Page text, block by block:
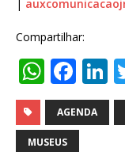
Compartilhar:
W
h
at
F
a
c
n
k
AGENDA
MUSEUS